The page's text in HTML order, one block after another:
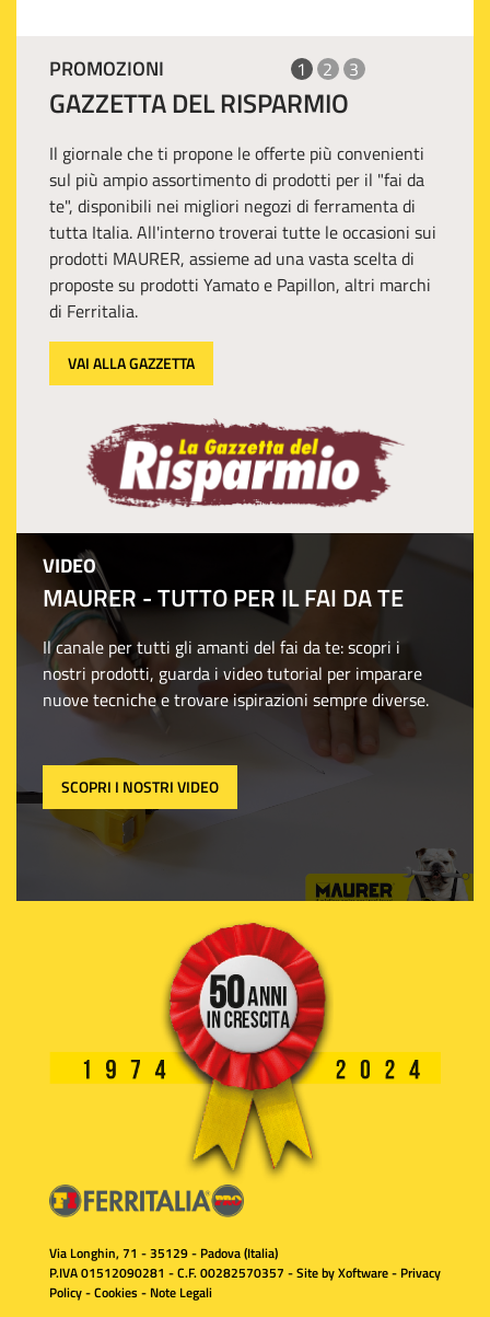
PROMOZIONI 1 2 3
GAZZETTA DEL RISPARMIO
Il giornale che ti propone le offerte più convenienti
sul più ampio assortimento di prodotti per il "fai da
te", disponibili nei migliori negozi di ferramenta di
tutta Italia. All'interno troverai tutte le occasioni sui
prodotti MAURER, assieme ad una vasta scelta di
proposte su prodotti Yamato e Papillon, altri marchi
di Ferritalia.
VAI ALLA GAZZETTA
VIDEO
MAURER - TUTTO PER IL FAI DA TE
Il canale per tutti gli amanti del fai da te: scopri i
nostri prodotti, guarda i video tutorial per imparare
nuove tecniche e trovare ispirazioni sempre diverse.
SCOPRI I NOSTRI VIDEO
Via Longhin, 71 - 35129 - Padova (Italia)
P.IVA 01512090281 - C.F. 00282570357 - Site byXoftware- Privacy
Policy-Cookies- Note Legali